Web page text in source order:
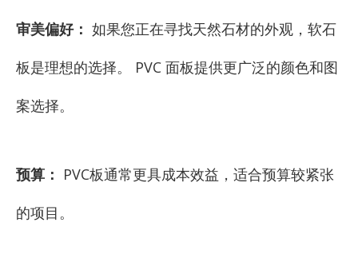
审美偏好： 如果您正在寻找天然石材的外观，软石
板是理想的选择。 PVC 面板提供更广泛的颜色和图
案选择。
预算： PVC板通常更具成本效益，适合预算较紧张
的项目。